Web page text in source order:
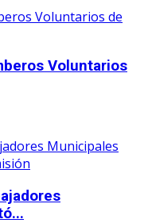
Voluntarios